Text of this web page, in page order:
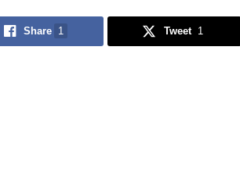
Share 1 Tweet 1